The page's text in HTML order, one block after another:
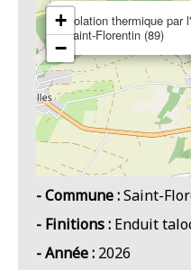
Isolation thermique par
Saint-Florentin (89)
+
−
- Commune :Saint-
- Finitions : Enduit
- Année : 2026